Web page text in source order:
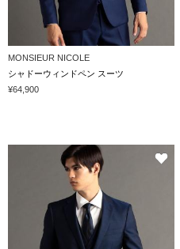
MONSIEUR NICOLE
シャドーウィンドペン スーツ
¥64,900